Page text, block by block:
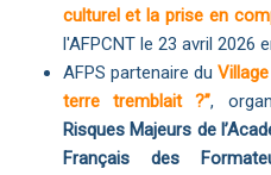
culturel et la prise en
l'AFPCNT le 23 avril 2026
AFPS partenaire du
terre tremblait ?”,
Risques Majeurs de
Français des